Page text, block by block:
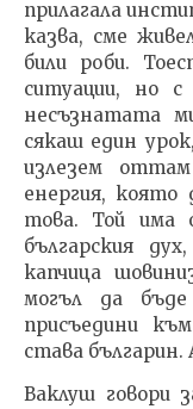
прилагала
казва, сме
били роби.
ситуации, но
несъзнатата
сякаш един
излезем
енергия,
това. Той има
българския
капчица
могъл да
присъедини
става българин.
Ваклуш говори